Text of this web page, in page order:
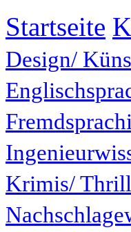
Startseite
Design/
Krimis/